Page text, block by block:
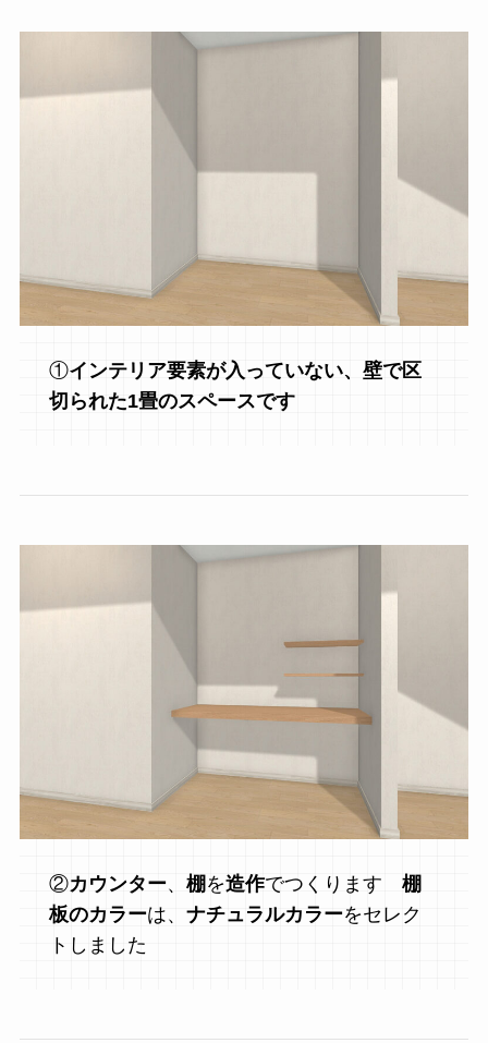
①インテリア要素が入っていない、壁で区
切られた1畳のスペースです
②カウンター、 棚 を造作でつくります 棚
板のカラーは、 ナチュラルカラーをセレク
トしました